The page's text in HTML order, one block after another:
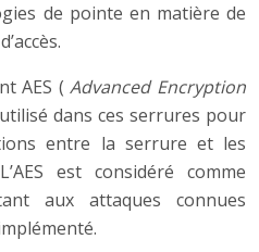
de pointe en matière de
AES (Advanced Encryption
dans ces serrures pour
entre la serrure et les
est considéré comme
aux attaques connues